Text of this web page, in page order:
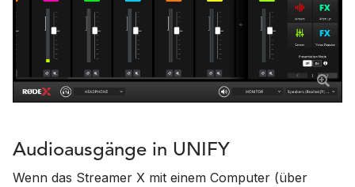
Audioausgänge in UNIFY
Wenn das Streamer X mit einem Computer (über